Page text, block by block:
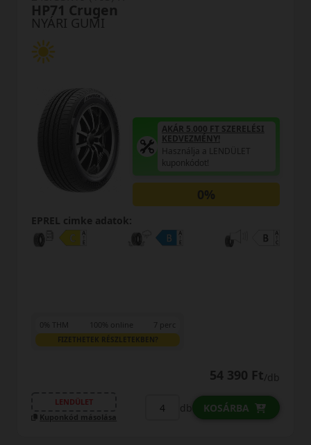
NYÁRI GUMI
HP71 Crugen
AKÁR 5.000 FT SZERELÉSI
KEDVEZMÉNY!
Használja a LENDÜLET
kuponkódot!
0%
EPREL cimke adatok:
0% THM 100% online 7 perc
FIZETHETEK RÉSZLETEKBEN?
54 390 Ft/db
LENDÜLET
Kuponkód másolása
db KOSÁRBA